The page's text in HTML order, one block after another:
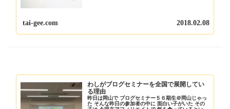
tai-gee.com 2018.02.08
わしがブログセミナーを全国で展開してい
る理由
昨日は岡山で ブログセミナー５６期生＠岡山じゃっ
た そんな昨日の参加者の中に 面白い子がいた その